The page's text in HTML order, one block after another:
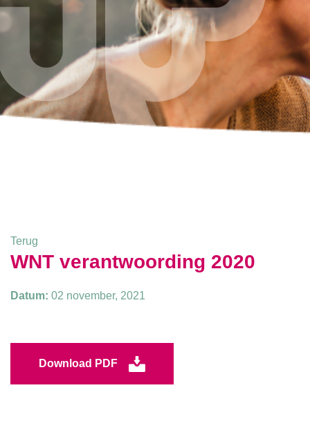
Terug
WNT verantwoording 2020
Datum: 02 november, 2021
Download PDF